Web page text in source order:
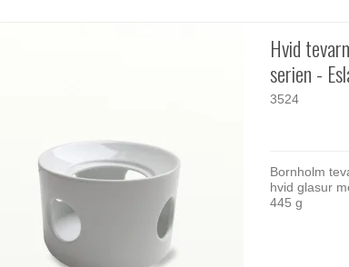
Hvid
serien -
3524
Bornholm
hvid glasur
445 g